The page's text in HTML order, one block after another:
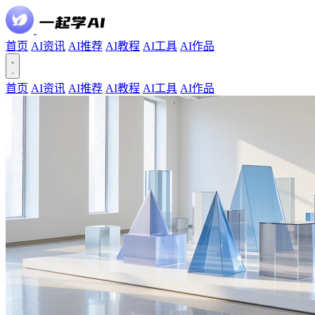
首页 AI资讯 AI推荐 AI教程 AI工具 AI作品
首页 AI资讯 AI推荐 AI教程 AI工具 AI作品